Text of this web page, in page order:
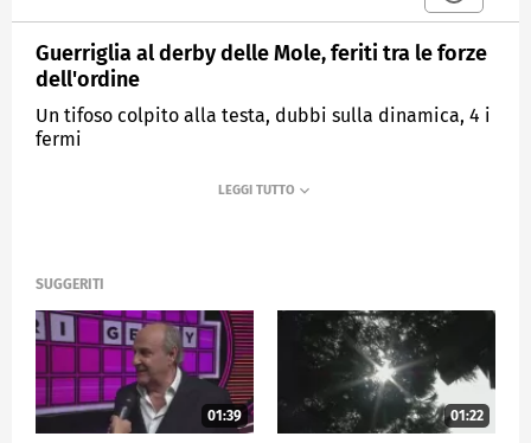
Guerriglia al derby delle Mole, feriti tra le forze
dell'ordine
Un tifoso colpito alla testa, dubbi sulla dinamica, 4 i
fermi
SUGGERITI
01:39 01:22